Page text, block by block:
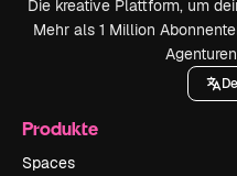
Die kreative Plattform, um
Mehr als 1 Million
Produkte
Spaces